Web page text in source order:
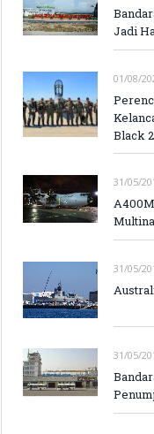
Jadi
01/08/
Black
31/05/
31/05/
31/05/